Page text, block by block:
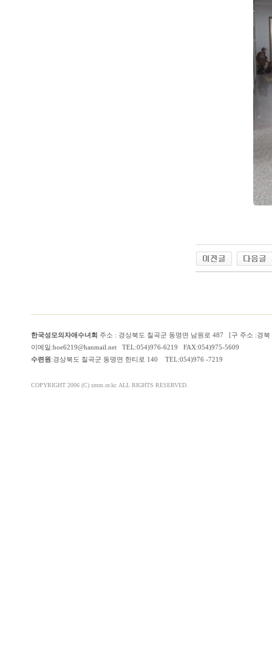
한국성모의자애수녀회 주소 : 경상북도 칠곡군 동명면 남원로 487 [구 주소 :경
이메일:hoe6219@hanmail.net TEL:054)976-6219 FAX:054)975-5609
수련원:경상북도 칠곡군 동명면 한티로 140 TEL:054)976 -7219
COPYRIGHT 2006 (C) smm.or.kr. ALL RIGHTS RESERVED.